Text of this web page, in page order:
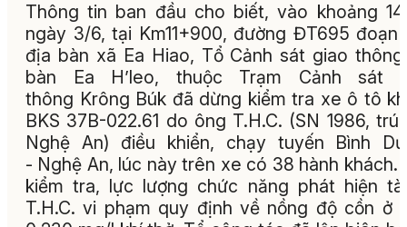
Thông tin ban đầu cho biết, vào khoảng
ngày 3/6, tại Km11+900, đường ĐT695 đoạn
địa bàn xã Ea Hiao, Tổ Cảnh sát giao
bàn Ea H’leo, thuộc Trạm Cảnh sát
thông Krông Búk đã dừng kiểm tra xe ô tô
BKS 37B-022.61 do ông T.H.C. (SN 1986, trú
Nghệ An) điều khiển, chạy tuyến Bình
- Nghệ An, lúc này trên xe có 38 hành khách.
kiểm tra, lực lượng chức năng phát hiện
T.H.C. vi phạm quy định về nồng độ cồn ở